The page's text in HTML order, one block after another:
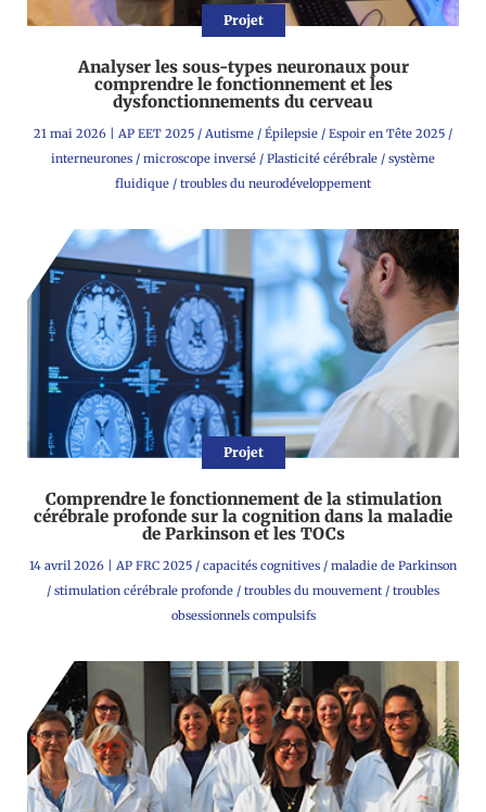
Projet
Analyser les sous-types neuronaux pour
comprendre le fonctionnement et les
dysfonctionnements du cerveau
21 mai 2026 AP EET 2025 / Autisme / Épilepsie / Espoir en Tête 2025 /
interneurones / microscope inversé / Plasticité cérébrale / système
fluidique / troubles du neurodéveloppement
Projet
Comprendre le fonctionnement de la stimulation
cérébrale profonde sur la cognition dans la maladie
de Parkinson et les TOCs
14 avril 2026 | AP FRC 2025 / capacités cognitives / maladie de Parkinson
/ stimulation cérébrale profonde / troubles du mouvement / troubles
obsessionnels compulsifs